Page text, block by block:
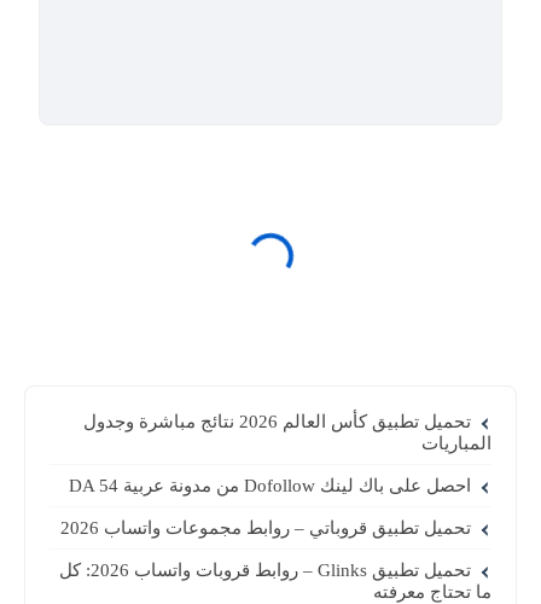
تحميل تطبيق كأس العالم 2026 نتائج مباشرة وجدول
المباريات
احصل على باك لينك Dofollow من مدونة عربية DA 54
تحميل تطبيق قروباتي – روابط مجموعات واتساب 2026
تحميل تطبيق Glinks – روابط قروبات واتساب 2026: كل
ما تحتاج معرفته